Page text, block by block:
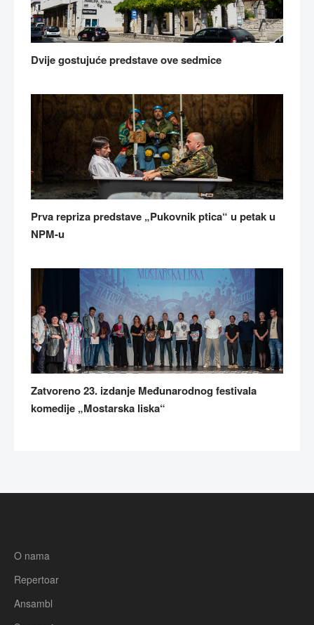
Dvije gostujuće predstave ove sedmice
Prva repriza predstave „Pukovnik ptica“ u petak u
NPM-u
Zatvoreno 23. izdanje Međunarodnog festivala
komedije „Mostarska liska“
O nama
Repertoar
Ansambl